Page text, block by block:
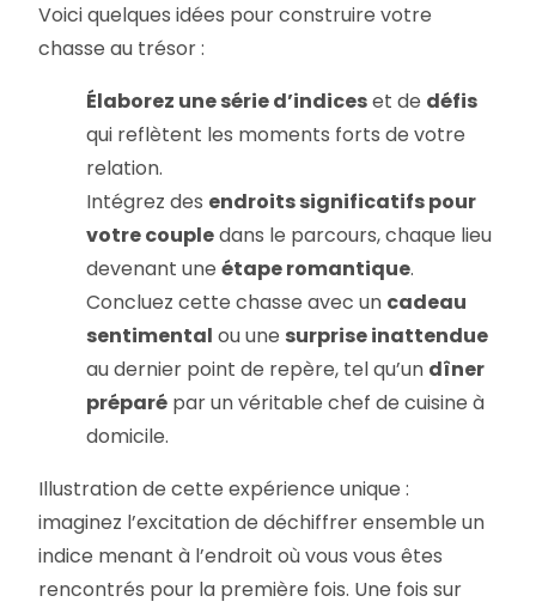
Voici quelques idées pour construire votre
chasse au trésor :
Élaborez une série d’indiceset de défis
qui reflètent les moments forts de votre
relation.
Intégrez des endroits significatifs pour
votre coupledans le parcours, chaque lieu
devenant uneétape romantique.
Concluez cette chasse avec un cadeau
sentimental ou une surprise inattendue
au dernier point de repère, tel qu’un dîner
préparé par un véritable chef de cuisine à
domicile.
Illustration de cette expérience unique :
imaginez l’excitation de déchiffrer ensemble un
indice menant à l’endroit où vous vous êtes
rencontrés pour la première fois. Une fois sur